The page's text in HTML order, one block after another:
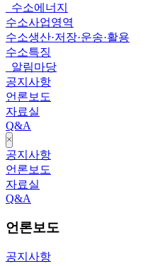
수소에너지
수소사업영역
수소생산·저장·운송·활용
수소특징
알림마당
공지사항
언론보도
자료실
Q&A
close
공지사항
언론보도
자료실
Q&A
언론보도
공지사항